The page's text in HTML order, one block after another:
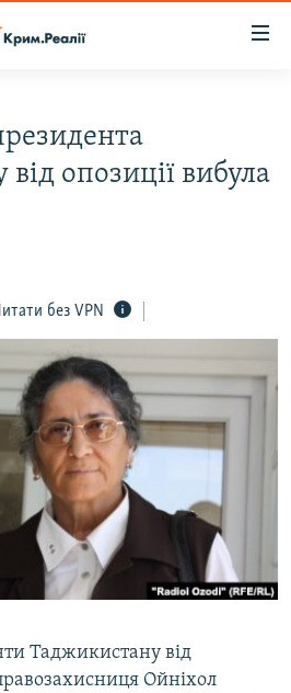
опозиції вибула
без VPN
Таджикистану від
Ойніхол